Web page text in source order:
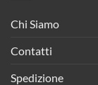
Chi Siamo
Contatti
Spedizione